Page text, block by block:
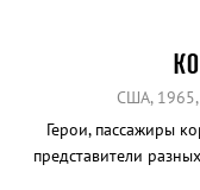
США,
Герои, пассажиры
представители